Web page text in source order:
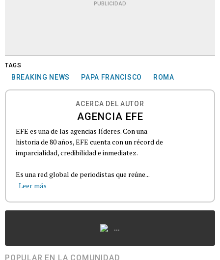
PUBLICIDAD
TAGS
BREAKING NEWS PAPA FRANCISCO ROMA
ACERCA DEL AUTOR
AGENCIA EFE
EFE es una de las agencias líderes. Con una
historia de 80 años, EFE cuenta con un récord de
imparcialidad, credibilidad e inmediatez.
Es una red global de periodistas que reúne...
Leer más
...
POPULAR EN LA COMUNIDAD